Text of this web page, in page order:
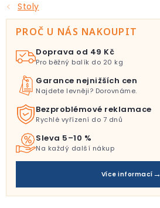
Venkovní prostory
Dárkové tipy
Slevy
Pro mazlíky
Testovací laboratoř
Stoly
PROČ U NÁS NAKOUPIT
Doprava od 49 Kč
Pro běžný balík do 20 kg
Garance nejnižších cen
Najdete levněji? Dorovnáme.
Bezproblémové reklamace
Rychlé vyřízení do 7 dnů
Sleva 5–10 %
Na každý další nákup
Více informací